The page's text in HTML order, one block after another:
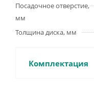
Посадочное отверстие,
мм
Толщина диска, мм
Комплектация